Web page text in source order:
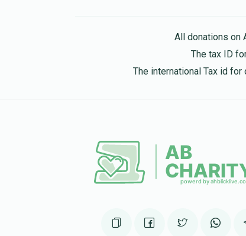
All donations on
The tax ID
The international Tax id